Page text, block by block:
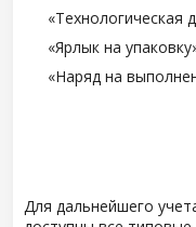
«Технологическая
«Ярлык на
«Наряд на
Для дальнейшего